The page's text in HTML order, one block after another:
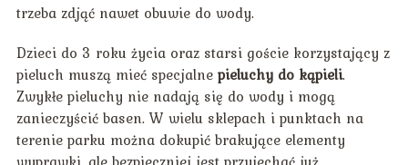
trzeba zdjąć nawet obuwie do wody.
Dzieci do 3 roku życia oraz starsi goście korzystający z
pieluch muszą mieć specjalne pieluchy do kąpieli.
Zwykłe pieluchy nie nadają się do wody i mogą
zanieczyścić basen. W wielu sklepach i punktach na
terenie parku można dokupić brakujące elementy